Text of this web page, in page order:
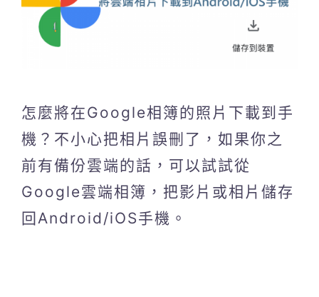
怎麼將在Google相簿的照片下載到手
機？不小心把相片誤刪了，如果你之
前有備份雲端的話，可以試試從
Google雲端相簿，把影片或相片儲存
回Android/iOS手機。